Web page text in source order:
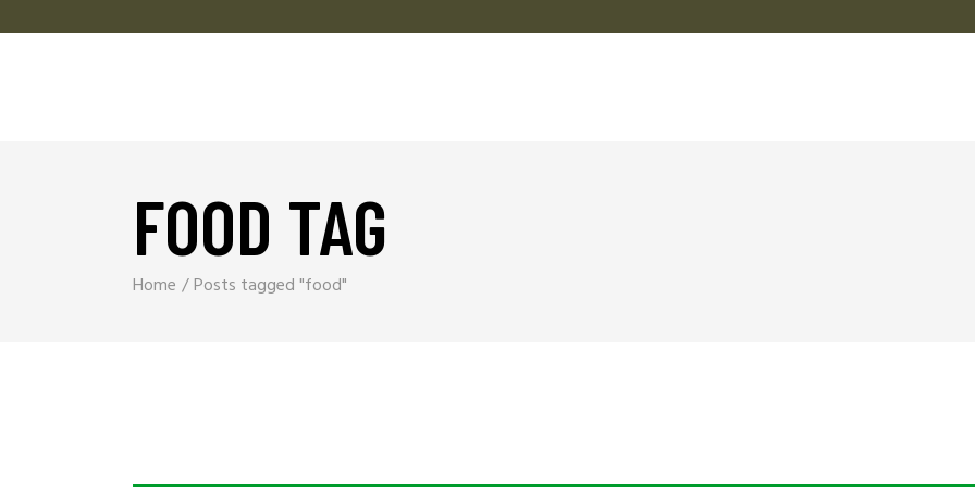
FOOD TAG
Home Posts tagged "food"